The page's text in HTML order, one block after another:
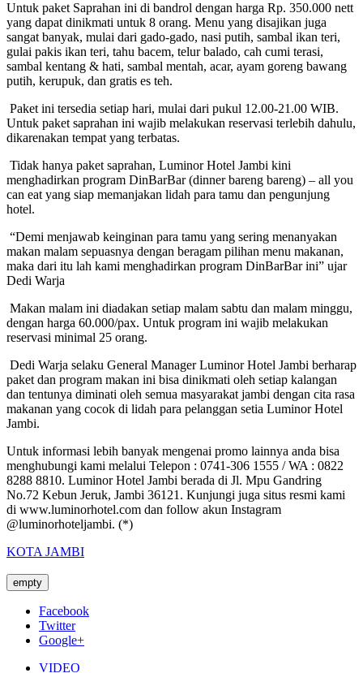
Untuk paket Saprahan ini di bandrol dengan harga Rp. 350.000 nett
yang dapat dinikmati untuk 8 orang. Menu yang disajikan juga
sangat banyak, mulai dari gado-gado, nasi putih, sambal ikan teri,
gulai pakis ikan teri, tahu bacem, telur balado, cah cumi terasi,
sambal kentang & hati, sambal mentah, acar, ayam goreng bawang
putih, kerupuk, dan gratis es teh.
Paket ini tersedia setiap hari, mulai dari pukul 12.00-21.00 WIB.
Untuk paket saprahan ini wajib melakukan reservasi terlebih dahulu,
dikarenakan tempat yang terbatas.
Tidak hanya paket saprahan, Luminor Hotel Jambi kini
menghadirkan program DinBarBar (dinner bareng bareng) – all you
can eat yang siap memanjakan lidah para tamu dan pengunjung
hotel.
“Demi menjawab keinginan para tamu yang sering menanyakan
makan malam sepuasnya dengan beragam pilihan menu makanan,
maka dari itu lah kami menghadirkan program DinBarBar ini” ujar
Dedi Warja
Makan malam ini diadakan setiap malam sabtu dan malam minggu,
dengan harga 60.000/pax. Untuk program ini wajib melakukan
reservasi minimal 25 orang.
Dedi Warja selaku General Manager Luminor Hotel Jambi berharap
paket dan program makan ini bisa dinikmati oleh setiap kalangan
dan tentunya diminati oleh semua masyarakat jambi dengan cita rasa
makanan yang cocok di lidah para pelanggan setia Luminor Hotel
Jambi.
Untuk informasi lebih banyak mengenai promo lainnya anda bisa
menghubungi kami melalui Telepon : 0741-306 1555 / WA : 0822
8288 8810. Luminor Hotel Jambi berada di Jl. Mpu Gandring
No.72 Kebun Jeruk, Jambi 36121. Kunjungi juga situs resmi kami
di www.luminorhotel.com dan follow akun Instagram
@luminorhoteljambi. (*)
KOTA JAMBI
empty
Facebook
Twitter
Google+
VIDEO